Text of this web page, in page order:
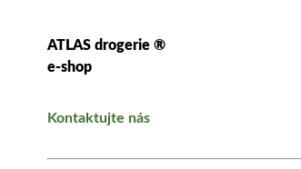
ATLAS drogerie ®
e-shop
Kontaktujte nás